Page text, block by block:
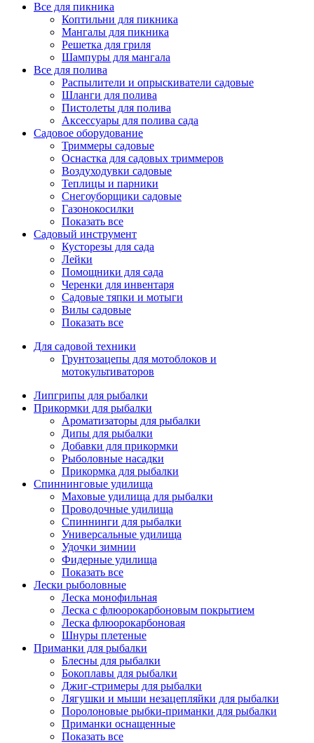
Все для пикника
Коптильни для пикника
Мангалы для пикника
Решетка для гриля
Шампуры для мангала
Все для полива
Распылители и опрыскиватели садовые
Шланги для полива
Пистолеты для полива
Аксессуары для полива сада
Садовое оборудование
Триммеры садовые
Оснастка для садовых триммеров
Воздуходувки садовые
Теплицы и парники
Снегоуборщики садовые
Газонокосилки
Показать все
Садовый инструмент
Кусторезы для сада
Лейки
Помощники для сада
Черенки для инвентаря
Садовые тяпки и мотыги
Вилы садовые
Показать все
Для садовой техники
Грунтозацепы для мотоблоков и
мотокультиваторов
Липгрипы для рыбалки
Прикормки для рыбалки
Ароматизаторы для рыбалки
Дипы для рыбалки
Добавки для прикормки
Рыболовные насадки
Прикормка для рыбалки
Спиннинговые удилища
Маховые удилища для рыбалки
Проводочные удилища
Спиннинги для рыбалки
Универсальные удилища
Удочки зимнии
Фидерные удилища
Показать все
Лески рыболовные
Леска монофильная
Леска с флюорокарбоновым покрытием
Леска флюорокарбоновая
Шнуры плетеные
Приманки для рыбалки
Блесны для рыбалки
Бокоплавы для рыбалки
Джиг-стримеры для рыбалки
Лягушки и мыши незацепляйки для рыбалки
Поролоновые рыбки-приманки для рыбалки
Приманки оснащенные
Показать все